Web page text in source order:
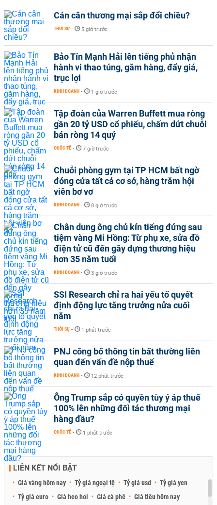
Cán cân thương mại sắp đổi chiều?
THỜI SỰ - 5 giờ trước
Bảo Tín Mạnh Hải lên tiếng phủ nhận
hành vi thao túng, găm hàng, đẩy giá,
trục lợi
KINH DOANH - 1 giờ trước
Tập đoàn của Warren Buffett mua ròng
gần 20 tỷ USD cổ phiếu, chấm dứt chuỗi
bán ròng 14 quý
QUỐC TẾ - 7 giờ trước
Chuỗi phòng gym tại TP HCM bất ngờ
đóng cửa tất cả cơ sở, hàng trăm hội
viên bơ vơ
KINH DOANH - 8 giờ trước
Chân dung ông chủ kín tiếng đứng sau
tiệm vàng Mi Hồng: Từ phụ xe, sửa đồ
điện tử cũ đến gây dựng thương hiệu
hơn 35 năm tuổi
KINH DOANH - 3 giờ trước
SSI Research chỉ ra hai yếu tố quyết
định động lực tăng trưởng nửa cuối
năm
THỜI SỰ - 1 phút trước
PNJ công bố thông tin bất thường liên
quan đến vấn đề nộp thuế
KINH DOANH - 12 phút trước
Ông Trump sắp có quyền tùy ý áp thuế
100% lên những đối tác thương mại
hàng đầu?
QUỐC TẾ - 1 phút trước
LIÊN KẾT NỔI BẬT
Giá vàng hôm nay Tỷ giá ngoại tệ Tỷ giá usd
Tỷ giá yen
Tỷ giá euro
Giá heo hơi Giá cà phê Giá tiêu hôm nay